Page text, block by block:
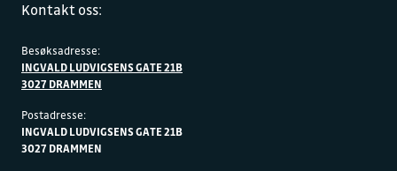
Kontakt oss:
Besøksadresse:
INGVALD LUDVIGSENS GATE 21B
3027 DRAMMEN
Postadresse:
INGVALD LUDVIGSENS GATE 21B
3027 DRAMMEN